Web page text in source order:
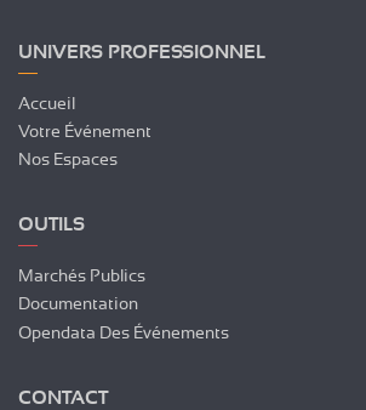
UNIVERS PROFESSIONNEL
Accueil
Votre Événement
Nos Espaces
OUTILS
Marchés Publics
Documentation
Opendata Des Événements
CONTACT